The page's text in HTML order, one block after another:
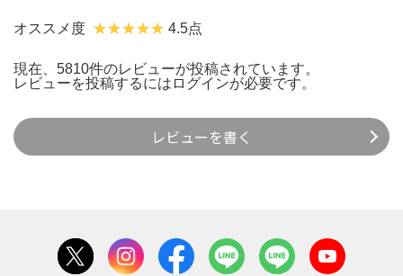
オススメ度 4.5点
現在、5810件のレビューが投稿されています。
レビューを投稿するには ログインが必要です。
レビューを書く